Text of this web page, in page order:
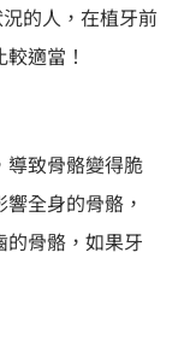
的人，在植牙前
適當！
導致骨骼變得脆
全身的骨骼，
骨骼，如果牙